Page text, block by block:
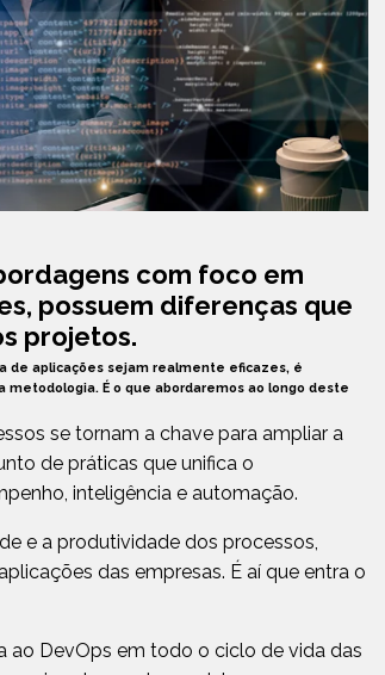
com foco em
possuem diferenças que
projetos.
de aplicações sejam realmente eficazes, é
É o que abordaremos ao longo deste
se tornam a chave para ampliar a
de práticas que unifica o
inteligência e automação.
e a produtividade dos processos,
das empresas. É aí que entra o
ao DevOps em todo o ciclo de vida das